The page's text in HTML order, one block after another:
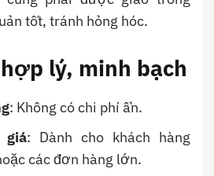
tốt, tránh hỏng hóc.
lý, minh bạch
: Không có chi phí ẩn.
giá: Dành cho khách hàng
các đơn hàng lớn.